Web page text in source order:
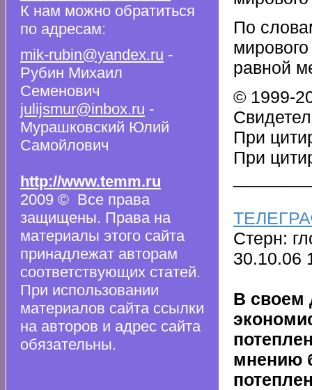
К нам можно обратиться
по адресам:
mik-rubin@yandex.ru -
Рубин Михаил
Семенович
julijsmur@inbox.ru -
Мурашковский Юлий
Самойлович
http://www.temm.ru
2009 © Все права
защищены. Права на
материалы этого сайта
принадлежат авторам
соответствующих статей.
При использовании
материалов сайта ссылки
на авторов и адрес сайта
обязательны.
По
равной
© 1999-
При
При
Стерн:
30.10.06
В своем
мнению